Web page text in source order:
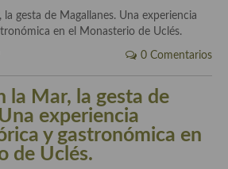
0 Comentarios
la Mar, la gesta de
experiencia
y gastronómica en
de Uclés.